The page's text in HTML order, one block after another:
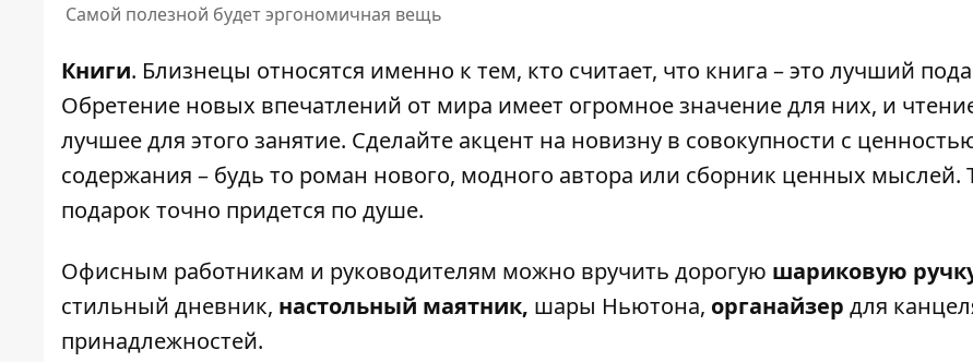
Самой полезной будет эргономичная вещь
Книги. Близнецы относятся именно к тем, кто считает, что книга – это лучший
Обретение новых впечатлений от мира имеет огромное значение для них, и
лучшее для этого занятие. Сделайте акцент на новизну в совокупности с
содержания – будь то роман нового, модного автора или сборник ценных мыслей.
подарок точно придется по душе.
Офисным работникам и руководителям можно вручить дорогую шариковую
стильный дневник, настольный маятник, шары Ньютона, органайзер для
принадлежностей.